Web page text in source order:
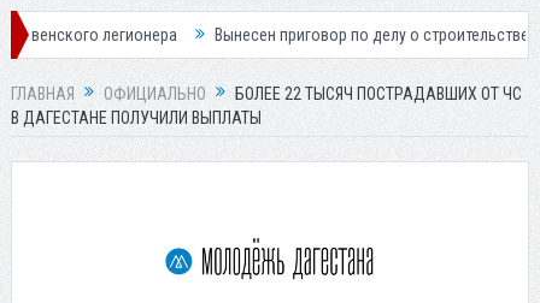
легионера Вынесен приговор по делу о строительстве гостиницы
ГЛАВНАЯ ОФИЦИАЛЬНО
БОЛЕЕ 22 ТЫСЯЧ ПОСТРАДАВШИХ ОТ ЧС
В ДАГЕСТАНЕ ПОЛУЧИЛИ ВЫПЛАТЫ